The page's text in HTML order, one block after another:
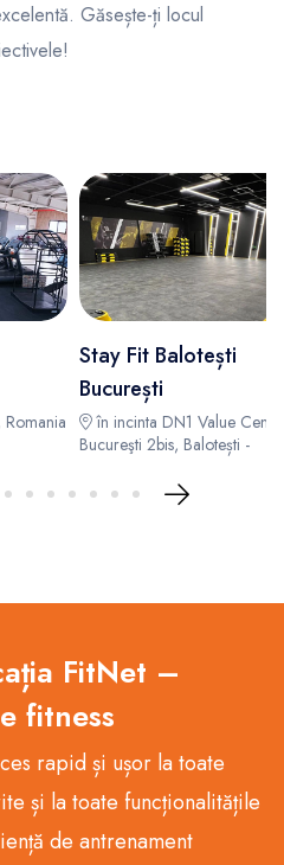
Găsește-ți locul
Stay Fit Balotești
București
în incinta DN1 Value
Bucureşti 2bis, Balotești -
FitNet –
fitness
rapid și ușor la toate
și la toate funcționalitățile
de antrenament